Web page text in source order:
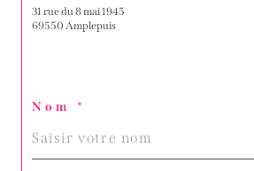
31 rue du 8 mai 1945
69550 Amplepuis
Nom *